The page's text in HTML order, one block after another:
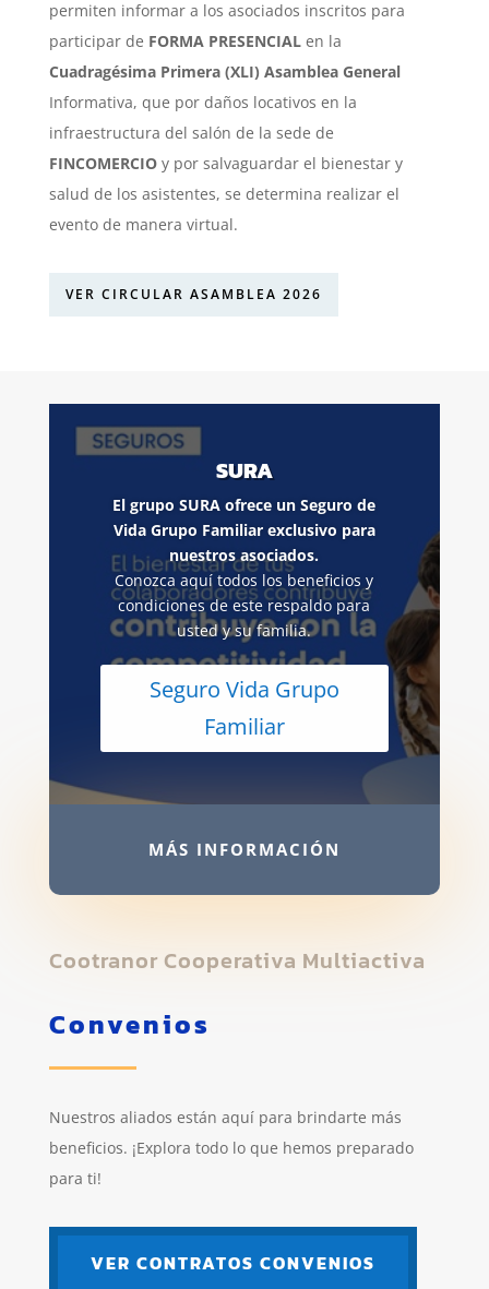
permiten informar a los asociados inscritos para
participar de FORMA PRESENCIALen la
Cuadragésima Primera (XLI) Asamblea General
Informativa, que por daños locativos en la
infraestructura del salón de la sede de
FINCOMERCIOy por salvaguardar el bienestar y
salud de los asistentes, se determina realizar el
evento de manera virtual.
VER CIRCULAR ASAMBLEA 2026
SURA
El grupo SURA ofrece un Seguro de
Vida Grupo Familiar exclusivo para
nuestros asociados.
Conozca aquí todos los beneficios y
condiciones de este respaldo para
usted y su familia.
Seguro Vida Grupo
Familiar
MÁS INFORMACIÓN
Cootranor Cooperativa Multiactiva
Convenios
Nuestros aliados están aquí para brindarte más
beneficios. ¡Explora todo lo que hemos preparado
para ti!
VER CONTRATOS CONVENIOS